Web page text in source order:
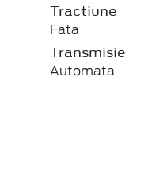
Tractiune
Fata
Transmisie
Automata